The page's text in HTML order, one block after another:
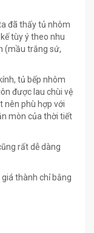
đã thấy tủ nhôm
tùy ý theo nhu
(mầu trắng sứ,
tủ bếp nhôm
được lau chùi vệ
nên phù hợp với
mòn của thời tiết
rất dễ dàng
thành chỉ bằng